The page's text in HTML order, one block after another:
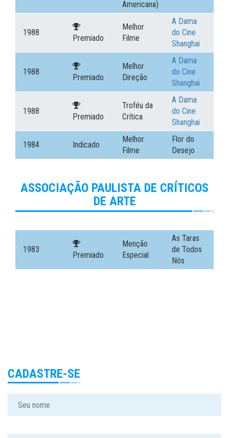
Americana)
1988
Premiado
Melhor
Filme
A Dama
do Cine
Shanghai
1988
Premiado
Melhor
Direção
A Dama
do Cine
Shanghai
1988
Premiado
Troféu da
Crítica
A Dama
do Cine
Shanghai
1984 Indicado
Melhor
Filme
Flor do
Desejo
ASSOCIAÇÃO PAULISTA DE CRÍTICOS
DE ARTE
1983
Premiado
Menção
Especial
As Taras
de Todos
Nós
CADASTRE-SE